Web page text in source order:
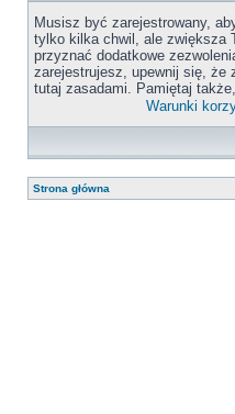
Musisz być zarejestrowany,
tylko kilka chwil, ale zwiększa
przyznać dodatkowe
zarejestrujesz, upewnij się, że
tutaj zasadami. Pamiętaj
Warunki
Strona główna